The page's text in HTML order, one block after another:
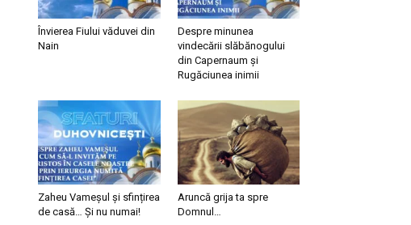
Învierea Fiului văduvei din
Nain
Despre minunea
vindecării slăbănogului
din Capernaum și
Rugăciunea inimii
Zaheu Vameșul și sfințirea
de casă… Și nu numai!
Aruncă grija ta spre
Domnul…